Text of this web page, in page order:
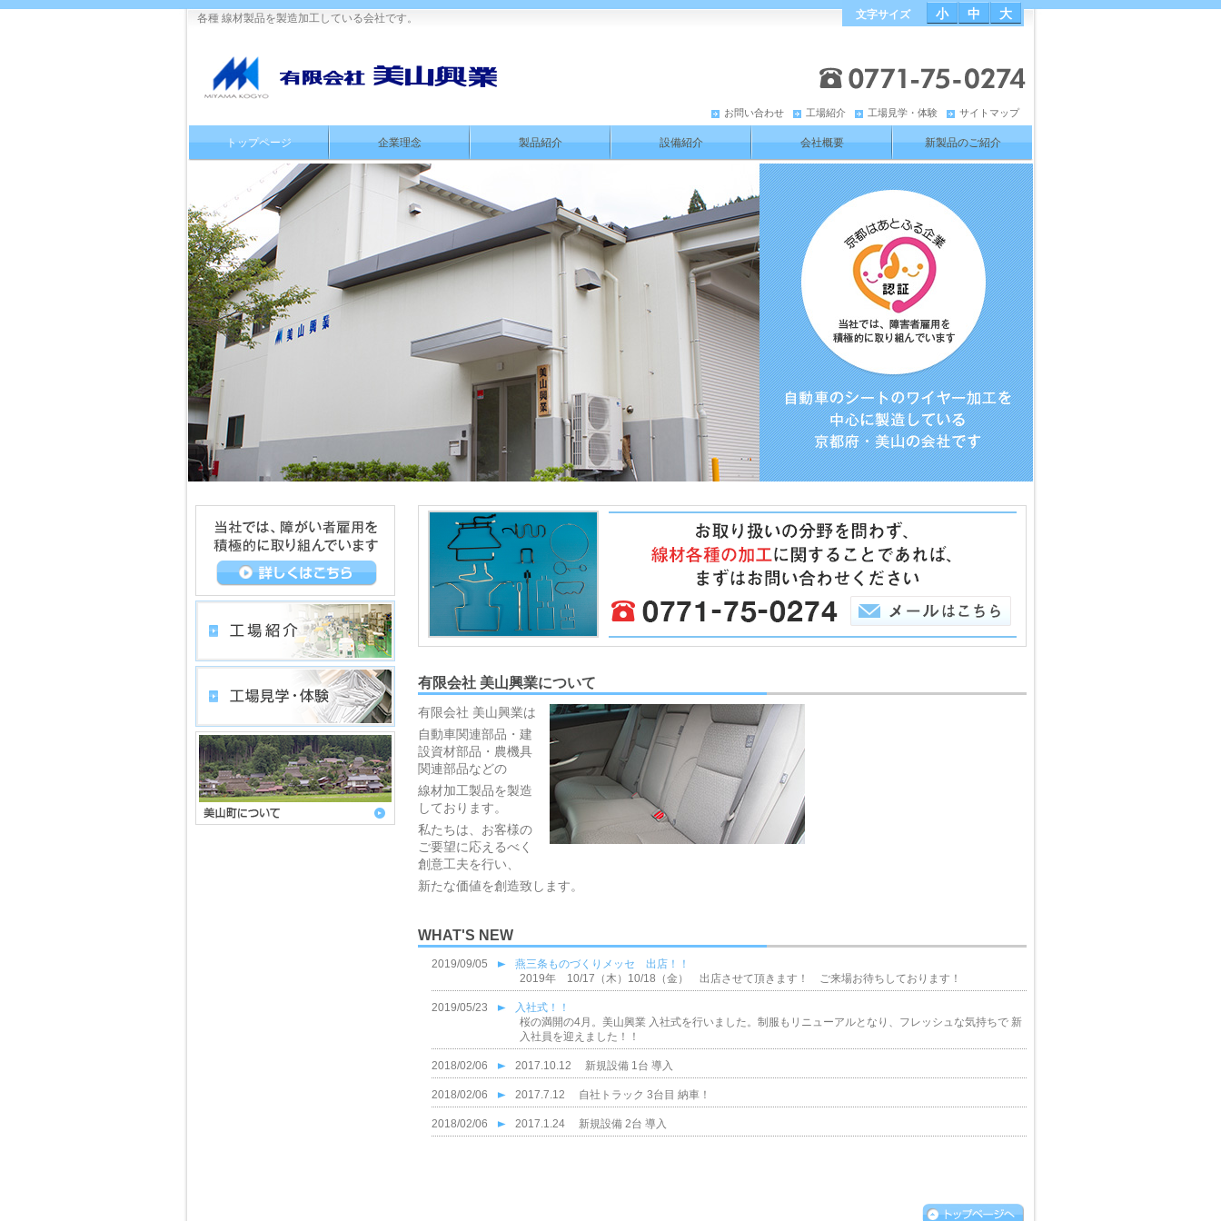
各種 線材製品を製造加工している会社です。 文字サイズ 大
中
小
サイトマップ
工場見学・体験
工場紹介
お問い合わせ
トップページ 企業理念 製品紹介 設備紹介 会社概要 新製品のご紹介
有限会社 美山興業について
有限会社 美山興業は
自動車関連部品・建
設資材部品・農機具
関連部品などの
線材加工製品を製造
しております。
私たちは、お客様の
ご要望に応えるべく
創意工夫を行い、
新たな価値を創造致します。
WHAT'S NEW
2019/09/05
燕三条ものづくりメッセ 出店！！
2019年 10/17（木）10/18（金） 出店させて頂きます！ ご来場お待ちしております！
2019/05/23
入社式！！
桜の満開の4月。美山興業 入社式を行いました。制服もリニューアルとなり、フレッシュな気持ちで 新
入社員を迎えました！！
2018/02/06 2017.10.12 新規設備 1台 導入
2018/02/06 2017.7.12 自社トラック 3台目 納車！
2018/02/06 2017.1.24 新規設備 2台 導入